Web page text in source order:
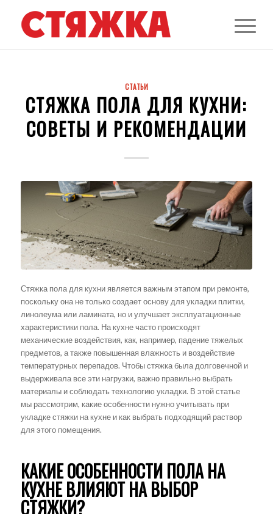
СТАТЬИ
СТЯЖКА ПОЛА ДЛЯ КУХНИ:
СОВЕТЫ И РЕКОМЕНДАЦИИ
Стяжка пола для кухни является важным этапом при ремонте,
поскольку она не только создает основу для укладки плитки,
линолеума или ламината, но и улучшает эксплуатационные
характеристики пола. На кухне часто происходят
механические воздействия, как, например, падение тяжелых
предметов, а также повышенная влажность и воздействие
температурных перепадов. Чтобы стяжка была долговечной и
выдерживала все эти нагрузки, важно правильно выбрать
материалы и соблюдать технологию укладки. В этой статье
мы рассмотрим, какие особенности нужно учитывать при
укладке стяжки на кухне и как выбрать подходящий раствор
для этого помещения.
КАКИЕ ОСОБЕННОСТИ ПОЛА НА
КУХНЕ ВЛИЯЮТ НА ВЫБОР
СТЯЖКИ?